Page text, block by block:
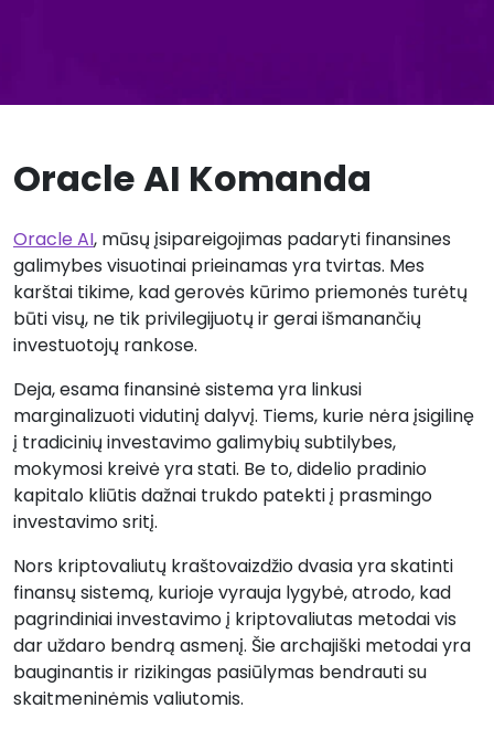
Oracle AI Komanda
Oracle AI, mūsų įsipareigojimas padaryti finansines
galimybes visuotinai prieinamas yra tvirtas. Mes
karštai tikime, kad gerovės kūrimo priemonės turėtų
būti visų, ne tik privilegijuotų ir gerai išmanančių
investuotojų rankose.
Deja, esama finansinė sistema yra linkusi
marginalizuoti vidutinį dalyvį. Tiems, kurie nėra įsigilinę
į tradicinių investavimo galimybių subtilybes,
mokymosi kreivė yra stati. Be to, didelio pradinio
kapitalo kliūtis dažnai trukdo patekti į prasmingo
investavimo sritį.
Nors kriptovaliutų kraštovaizdžio dvasia yra skatinti
finansų sistemą, kurioje vyrauja lygybė, atrodo, kad
pagrindiniai investavimo į kriptovaliutas metodai vis
dar uždaro bendrą asmenį. Šie archajiški metodai yra
bauginantis ir rizikingas pasiūlymas bendrauti su
skaitmeninėmis valiutomis.